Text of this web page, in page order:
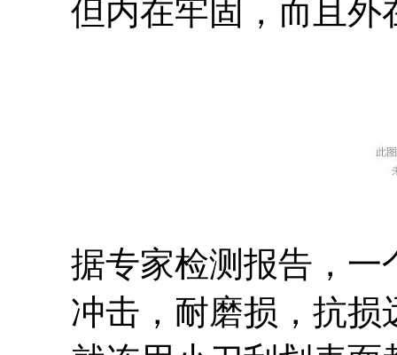
但内在牢固，而且外
据专家检测报告，一
冲击，耐磨损，抗损